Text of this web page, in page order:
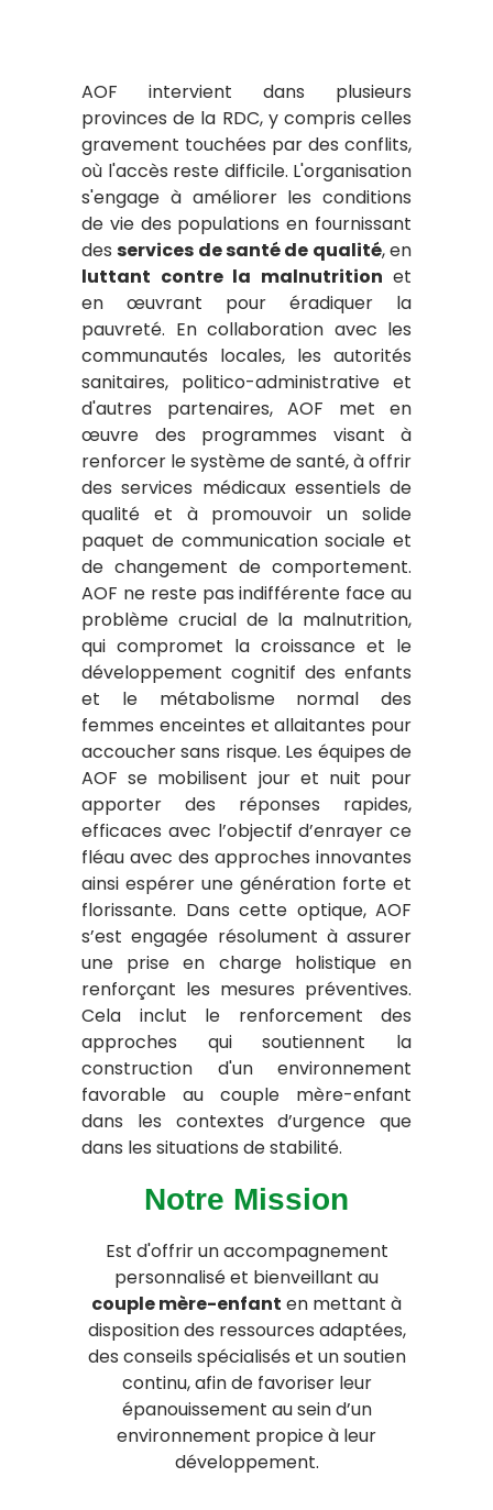
AOF intervient dans plusieurs
provinces de la RDC, y compris celles
gravement touchées par des conflits,
où l'accès reste difficile. L'organisation
s'engage à améliorer les conditions
de vie des populations en fournissant
desservices de santé de qualité, en
luttant contre la malnutrition et
en œuvrant pour éradiquer la
pauvreté. En collaboration avec les
communautés locales, les autorités
sanitaires, politico-administrative et
d'autres partenaires, AOF met en
œuvre des programmes visant à
renforcer le système de santé, à offrir
des services médicaux essentiels de
qualité et à promouvoir un solide
paquet de communication sociale et
de changement de comportement.
AOF ne reste pas indifférente face au
problème crucial de la malnutrition,
qui compromet la croissance et le
développement cognitif des enfants
et le métabolisme normal des
femmes enceintes et allaitantes pour
accoucher sans risque. Les équipes de
AOF se mobilisent jour et nuit pour
apporter des réponses rapides,
efficaces avec l’objectif d’enrayer ce
fléau avec des approches innovantes
ainsi espérer une génération forte et
florissante. Dans cette optique, AOF
s’est engagée résolument à assurer
une prise en charge holistique en
renforçant les mesures préventives.
Cela inclut le renforcement des
approches qui soutiennent la
construction d'un environnement
favorable au couple mère-enfant
dans les contextes d’urgence que
dans les situations de stabilité.
Notre Mission
Est d'offrir un accompagnement
personnalisé et bienveillant au
couple mère-enfant en mettant à
disposition des ressources adaptées,
des conseils spécialisés et un soutien
continu, afin de favoriser leur
épanouissement au sein d’un
environnement propice à leur
développement.